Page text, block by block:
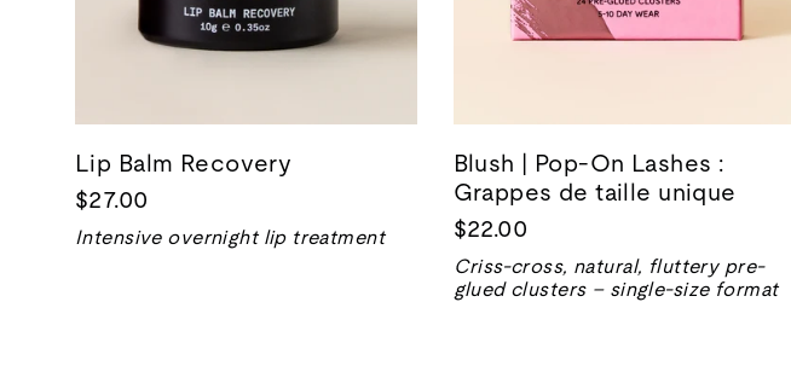
Lip Balm Recovery
$27.00
Intensive overnight lip treatment
Blush | Pop-On Lashes :
Grappes de taille unique
$22.00
Criss-cross, natural, fluttery pre-
glued clusters – single-size format